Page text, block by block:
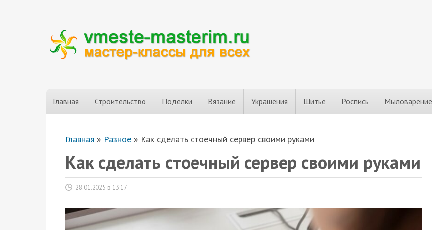
Главная Строительство Поделки Вязание Украшения Шитье Роспись Мыловарение
Главная » Разное » Как сделать стоечный сервер своими руками
Как сделать стоечный сервер своими руками
28.01.2025 в 13:17